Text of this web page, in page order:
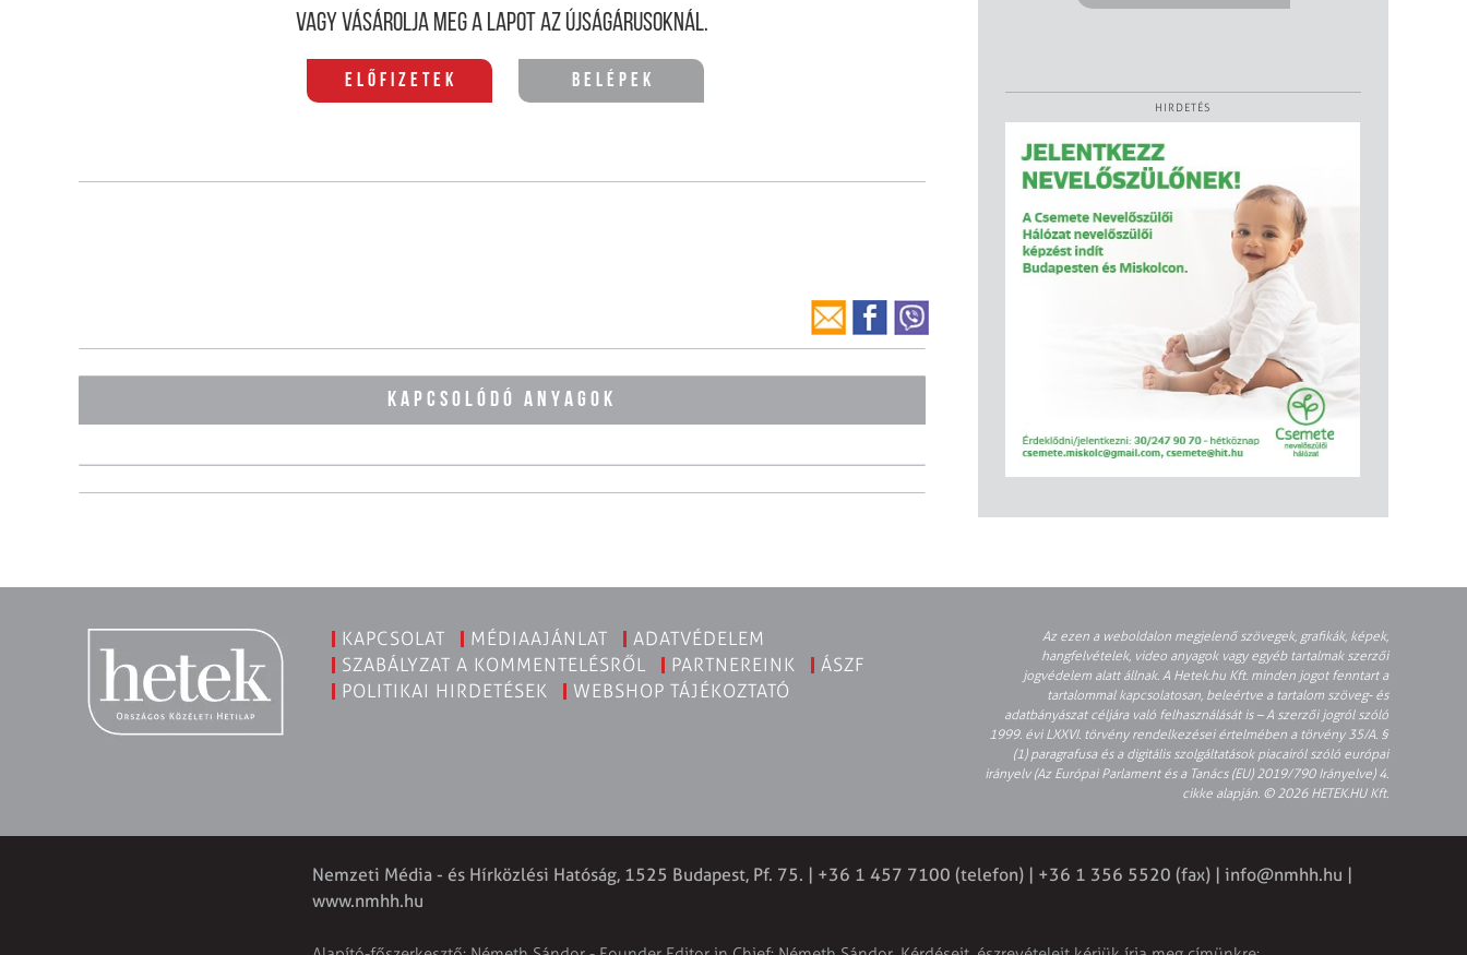
Vagy vásárolja meg a lapot az újságárusoknál.
Előfizetek Belépek
KAPCSOLÓDÓ ANYAGOK
HIRDETÉS
KAPCSOLAT MÉDIAAJÁNLAT
ADATVÉDELEM
SZABÁLYZAT A KOMMENTELÉSRŐL
PARTNEREINK
ÁSZF
POLITIKAI HIRDETÉSEK
WEBSHOP TÁJÉKOZTATÓ
Az ezen a weboldalon megjelenő szövegek, grafikák, képek,
hangfelvételek, video anyagok vagy egyéb tartalmak szerzői
jogvédelem alatt állnak. A Hetek.hu Kft. minden jogot fenntart a
tartalommal kapcsolatosan, beleértve a tartalom szöveg- és
adatbányászat céljára való felhasználását is – A szerzői jogról szóló
1999. évi LXXVI. törvény rendelkezései értelmében a törvény 35/A. §
(1) paragrafusa és a digitális szolgáltatások piacairól szóló európai
irányelv (Az Európai Parlament és a Tanács (EU) 2019/790 Irányelve) 4.
cikke alapján. © 2026 HETEK.HU Kft.
Nemzeti Média - és Hírközlési Hatóság, 1525 Budapest, Pf. 75. | +36 1 457 7100 (telefon) | +36 1 356 5520 (fax) | info@nmhh.hu
www.nmhh.hu